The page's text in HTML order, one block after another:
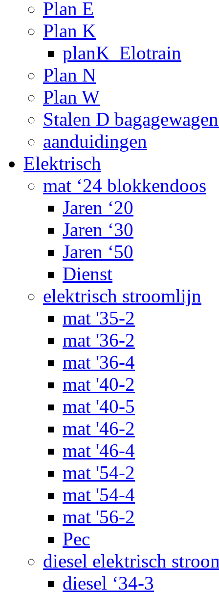
Plan E
Plan K
planK_Elotrain
Plan N
Plan W
Stalen D
aanduidingen
Elektrisch
mat ‘24 blokkendoos
Jaren ‘20
Jaren ‘30
Jaren ‘50
Dienst
elektrisch stroomlijn
mat '35-2
mat '36-2
mat '36-4
mat '40-2
mat '40-5
mat '46-2
mat '46-4
mat '54-2
mat '54-4
mat '56-2
Pec
diesel elektrisch
diesel ‘34-3